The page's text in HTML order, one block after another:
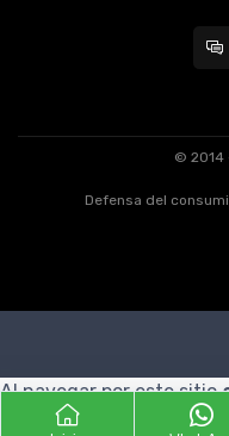
© 2014
Defensa del
Al navegar por este sitio
agilizar tu experiencia